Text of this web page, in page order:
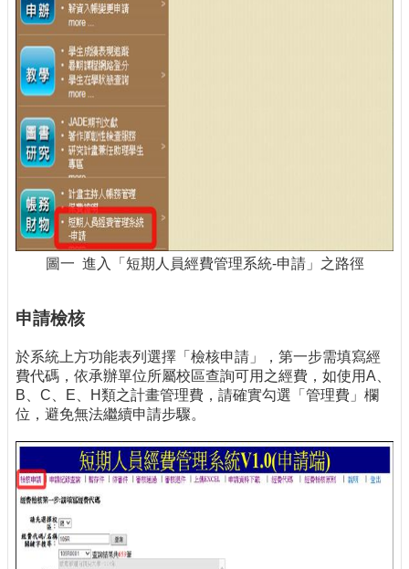
產
業
專
欄
圖一 進入「短期人員經費管理系統-申請」之路徑
申請檢核
於系統上方功能表列選擇「檢核申請」，第一步需填寫經
費代碼，依承辦單位所屬校區查詢可用之經費，如使用A、
B、C、E、H類之計畫管理費，請確實勾選「管理費」欄
位，避免無法繼續申請步驟。